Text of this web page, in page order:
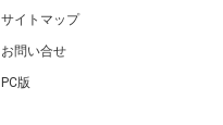
サイトマップ
お問い合せ
PC版